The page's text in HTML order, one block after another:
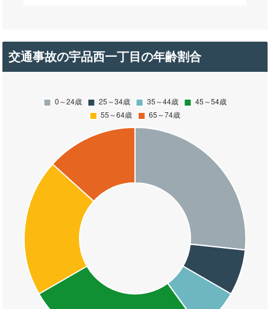
交通事故の宇品西一丁目の年齢割合